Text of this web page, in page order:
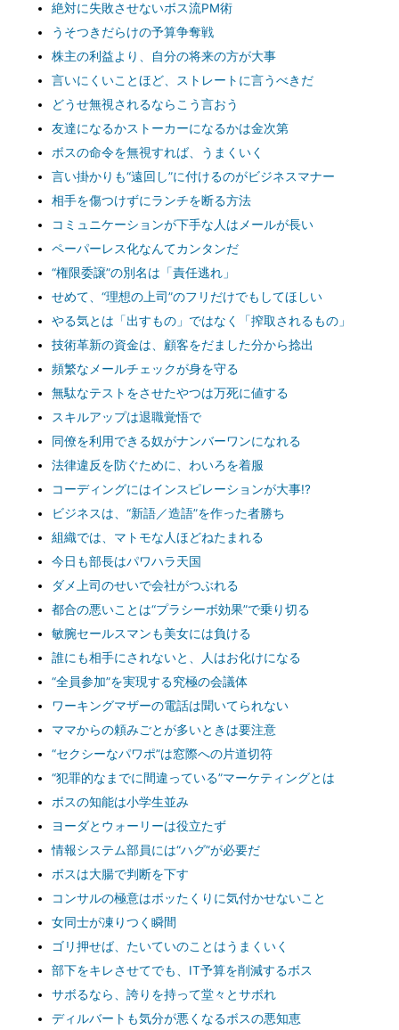
絶対に失敗させないボス流PM術
うそつきだらけの予算争奪戦
株主の利益より、自分の将来の方が大事
言いにくいことほど、ストレートに言うべきだ
どうせ無視されるならこう言おう
友達になるかストーカーになるかは金次第
ボスの命令を無視すれば、うまくいく
言い掛かりも“遠回し”に付けるのがビジネスマナー
相手を傷つけずにランチを断る方法
コミュニケーションが下手な人はメールが長い
ペーパーレス化なんてカンタンだ
“権限委譲”の別名は「責任逃れ」
せめて、“理想の上司”のフリだけでもしてほしい
やる気とは「出すもの」ではなく「搾取されるもの」
技術革新の資金は、顧客をだました分から捻出
頻繁なメールチェックが身を守る
無駄なテストをさせたやつは万死に値する
スキルアップは退職覚悟で
同僚を利用できる奴がナンバーワンになれる
法律違反を防ぐために、わいろを着服
コーディングにはインスピレーションが大事!?
ビジネスは、“新語／造語”を作った者勝ち
組織では、マトモな人ほどねたまれる
今日も部長はパワハラ天国
ダメ上司のせいで会社がつぶれる
都合の悪いことは“プラシーボ効果”で乗り切る
敏腕セールスマンも美女には負ける
誰にも相手にされないと、人はお化けになる
“全員参加”を実現する究極の会議体
ワーキングマザーの電話は聞いてられない
ママからの頼みごとが多いときは要注意
“セクシーなパワポ”は窓際への片道切符
“犯罪的なまでに間違っている”マーケティングとは
ボスの知能は小学生並み
ヨーダとウォーリーは役立たず
情報システム部員には“ハグ”が必要だ
ボスは大腸で判断を下す
コンサルの極意はボッたくりに気付かせないこと
女同士が凍りつく瞬間
ゴリ押せば、たいていのことはうまくいく
部下をキレさせてでも、IT予算を削減するボス
サボるなら、誇りを持って堂々とサボれ
ディルバートも気分が悪くなるボスの悪知恵